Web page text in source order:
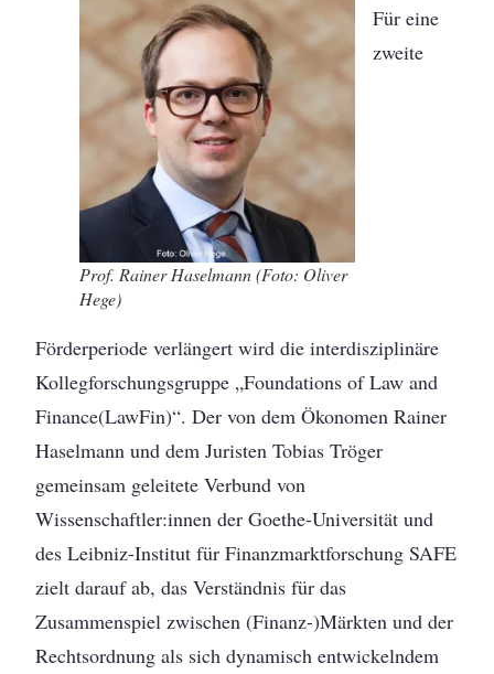
Prof. Rainer Haselmann (Foto: Oliver
Hege)
Für eine
zweite
Förderperiode verlängert wird die interdisziplinäre
Kollegforschungsgruppe „Foundations of Law and
Finance(LawFin)“. Der von dem Ökonomen Rainer
Haselmann und dem Juristen Tobias Tröger
gemeinsam geleitete Verbund von
Wissenschaftler:innen der Goethe-Universität und
des Leibniz-Institut für Finanzmarktforschung SAFE
zielt darauf ab, das Verständnis für das
Zusammenspiel zwischen (Finanz-)Märkten und der
Rechtsordnung als sich dynamisch entwickelndem